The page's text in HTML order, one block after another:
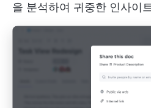
을 분석하여 귀중한 인사이